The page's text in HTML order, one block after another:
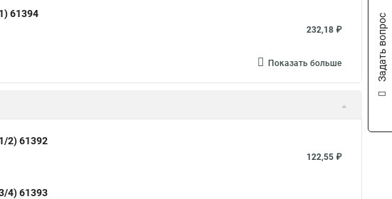
61394
232,18 ₽
Показать больше
2) 61392
122,55 ₽
4) 61393
Задать вопрос